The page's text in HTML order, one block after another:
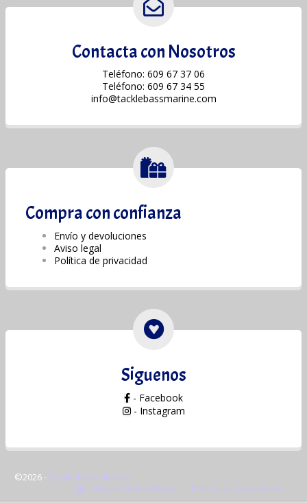
Contacta con Nosotros
Teléfono: 609 67 37 06
Teléfono: 609 67 34 55
info@tacklebassmarine.com
Compra con confianza
Envío y devoluciones
Aviso legal
Política de privacidad
Siguenos
- Facebook
- Instagram
©2026 -Tackle Bass Marine
- Weaver Xtreme Theme Política de privacidad